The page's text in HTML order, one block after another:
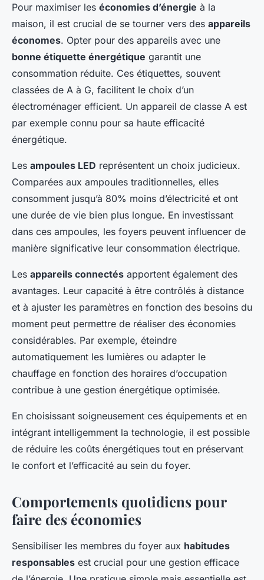
Pour maximiser les économies d’énergie à la
maison, il est crucial de se tourner vers des appareils
économes. Opter pour des appareils avec une
bonne étiquette énergétique garantit une
consommation réduite. Ces étiquettes, souvent
classées de A à G, facilitent le choix d’un
électroménager efficient. Un appareil de classe A est
par exemple connu pour sa haute efficacité
énergétique.
Les ampoules LED représentent un choix judicieux.
Comparées aux ampoules traditionnelles, elles
consomment jusqu’à 80% moins d’électricité et ont
une durée de vie bien plus longue. En investissant
dans ces ampoules, les foyers peuvent influencer de
manière significative leur consommation électrique.
Les appareils connectés apportent également des
avantages. Leur capacité à être contrôlés à distance
et à ajuster les paramètres en fonction des besoins du
moment peut permettre de réaliser des économies
considérables. Par exemple, éteindre
automatiquement les lumières ou adapter le
chauffage en fonction des horaires d’occupation
contribue à une gestion énergétique optimisée.
En choisissant soigneusement ces équipements et en
intégrant intelligemment la technologie, il est possible
de réduire les coûts énergétiques tout en préservant
le confort et l’efficacité au sein du foyer.
Comportements quotidiens pour
faire des économies
Sensibiliser les membres du foyer aux habitudes
responsables est crucial pour une gestion efficace